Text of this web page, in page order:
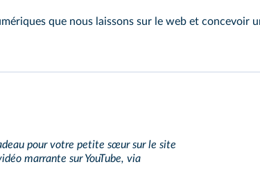
que nous laissons sur le web et concevoir
pour votre petite sœur sur le site
marrante sur YouTube, via